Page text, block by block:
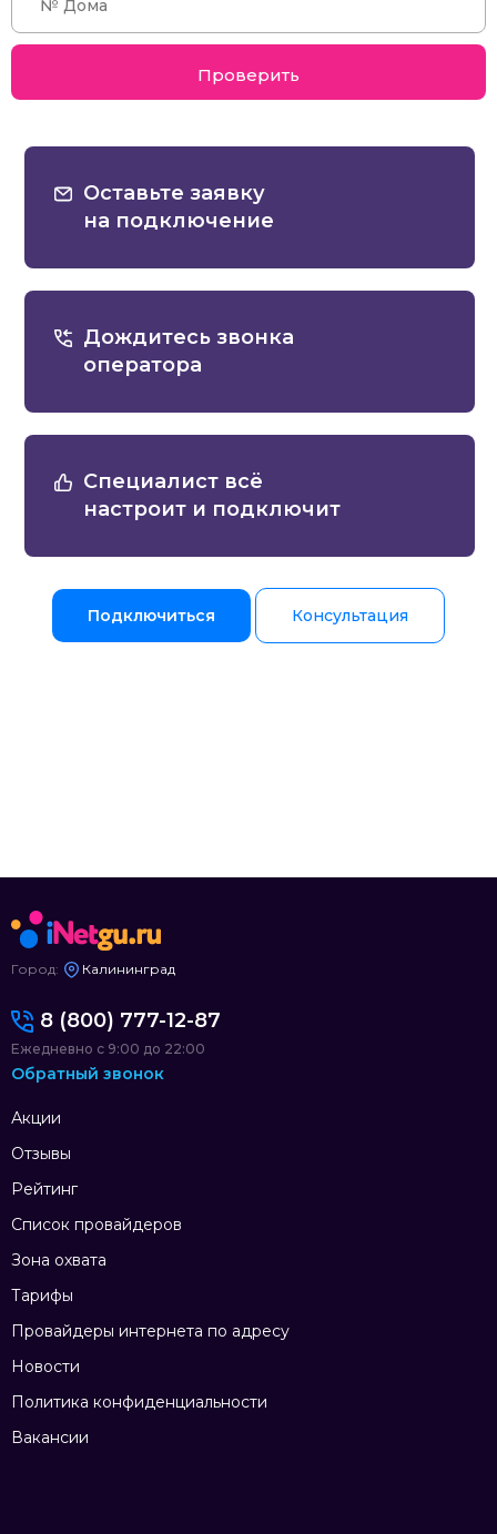
Проверить
Оставьте заявку
на подключение
Дождитесь звонка
оператора
Специалист всё
настроит и подключит
Подключиться Консультация
Город: Калининград
Акции
Отзывы
Рейтинг
Список провайдеров
Зона охвата
Тарифы
Провайдеры интернета по адресу
Новости
Политика конфиденциальности
Вакансии
8 (800) 777-12-87
Ежедневно с 9:00 до 22:00
Обратный звонок